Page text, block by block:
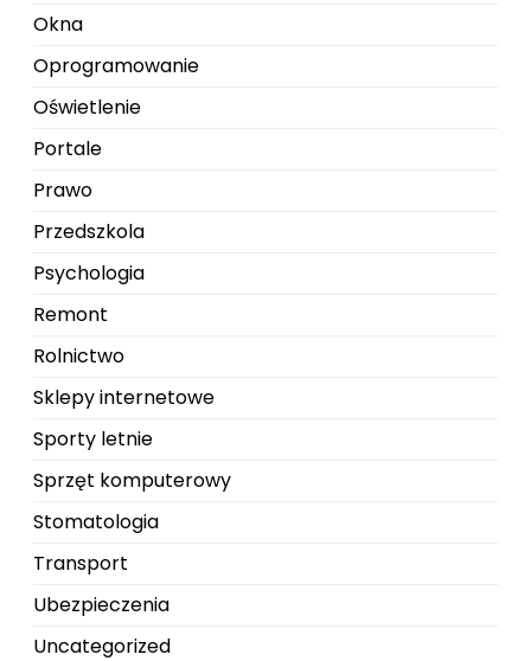
Okna
Oprogramowanie
Oświetlenie
Portale
Prawo
Przedszkola
Psychologia
Remont
Rolnictwo
Sklepy internetowe
Sporty letnie
Sprzęt komputerowy
Stomatologia
Transport
Ubezpieczenia
Uncategorized